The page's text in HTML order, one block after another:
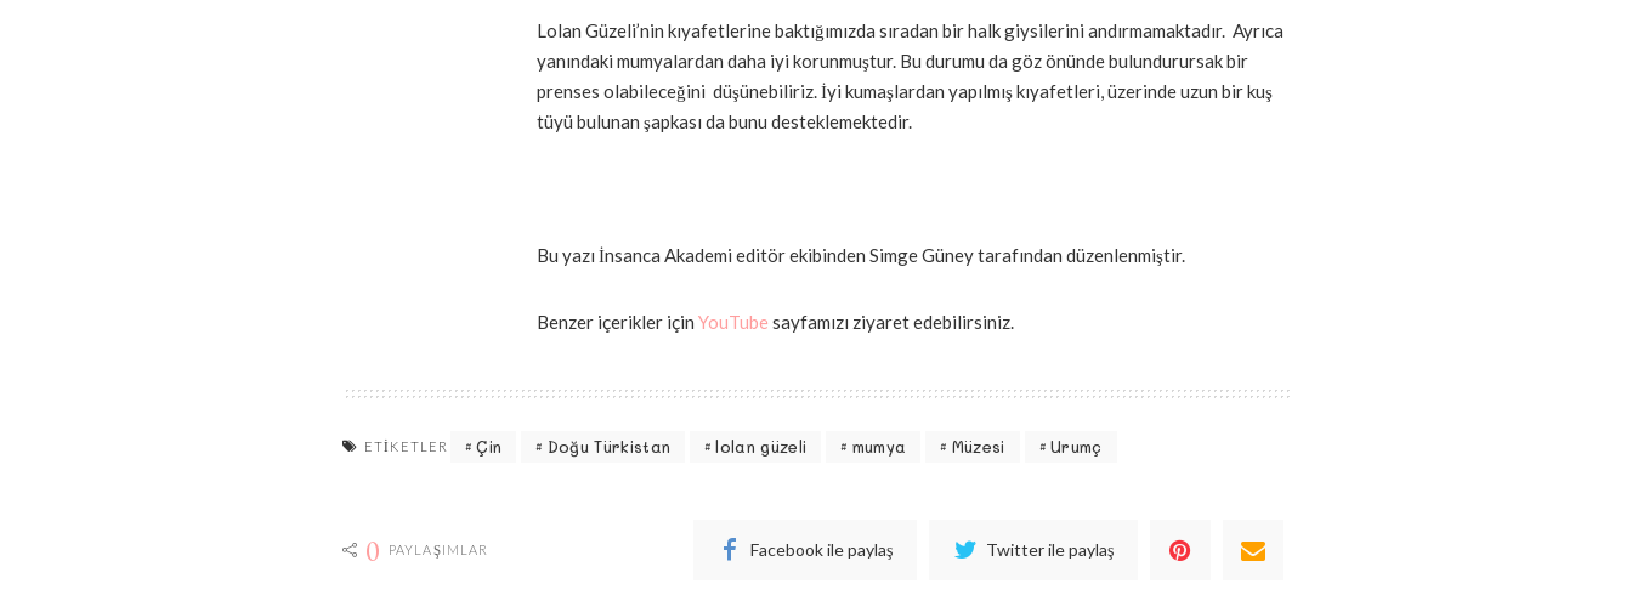
Lolan Güzeli’nin kıyafetlerine baktığımızda sıradan bir halk giysilerini andırmamaktadır. Ayrıca
yanındaki mumyalardan daha iyi korunmuştur. Bu durumu da göz önünde bulundurursak bir
prenses olabileceğini düşünebiliriz. İyi kumaşlardan yapılmış kıyafetleri, üzerinde uzun bir kuş
tüyü bulunan şapkası da bunu desteklemektedir.
Bu yazı İnsanca Akademi editör ekibinden Simge Güney tarafından düzenlenmiştir.
Benzer içerikler için YouTube sayfamızı ziyaret edebilirsiniz.
ETIKETLER Çin Doğu Türkistan lolan güzeli mumya Müzesi Urumç
0 PAYLAŞIMLAR Facebook ile paylaş Twitter ile paylaş